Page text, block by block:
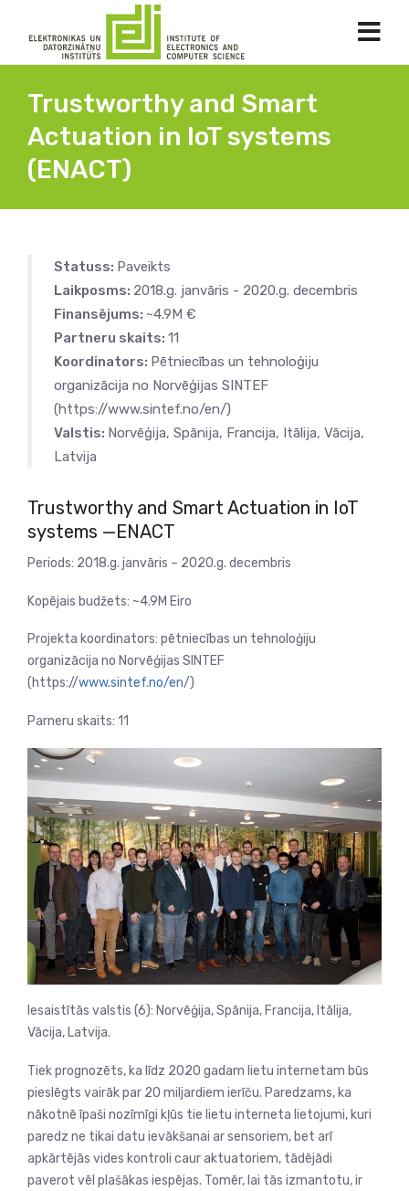
Trustworthy and Smart
Actuation in IoT systems
(ENACT)
Statuss: Paveikts
Laikposms: 2018.g. janvāris - 2020.g. decembris
Finansējums: ~4.9M €
Partneru skaits: 11
Koordinators: Pētniecības un tehnoloģiju
organizācija no Norvēģijas SINTEF
(https://www.sintef.no/en/)
Valstis: Norvēģija, Spānija, Francija, Itālija, Vācija,
Latvija
Trustworthy and Smart Actuation in IoT
systems —ENACT
Periods: 2018.g. janvāris – 2020.g. decembris
Kopējais budžets: ~4.9M Eiro
Projekta koordinators: pētniecības un tehnoloģiju
organizācija no Norvēģijas SINTEF
(https://www.sintef.no/en/)
Parneru skaits: 11
Iesaistītās valstis (6): Norvēģija, Spānija, Francija, Itālija,
Vācija, Latvija.
Tiek prognozēts, ka līdz 2020 gadam lietu internetam būs
pieslēgts vairāk par 20 miljardiem ierīču. Paredzams, ka
nākotnē īpaši nozīmīgi kļūs tie lietu interneta lietojumi, kuri
paredz ne tikai datu ievākšanai ar sensoriem, bet arī
apkārtējās vides kontroli caur aktuatoriem, tādējādi
paverot vēl plašākas iespējas. Tomēr, lai tās izmantotu, ir